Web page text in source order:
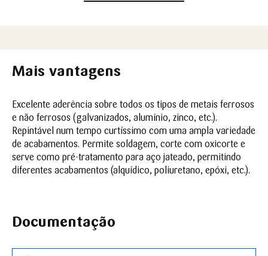
Mais vantagens
Excelente aderência sobre todos os tipos de metais ferrosos
e não ferrosos (galvanizados, alumínio, zinco, etc.).
Repintável num tempo curtíssimo com uma ampla variedade
de acabamentos. Permite soldagem, corte com oxicorte e
serve como pré-tratamento para aço jateado, permitindo
diferentes acabamentos (alquídico, poliuretano, epóxi, etc.).
Documentação